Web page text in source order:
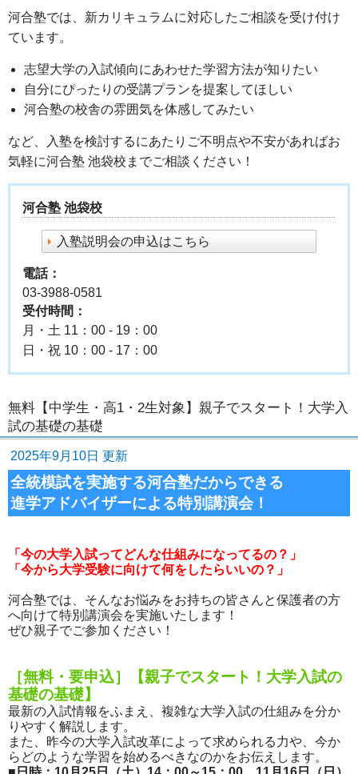
河合塾では、新カリキュラムに対応したご相談を受け付け
ています。
志望大学の入試傾向にあわせた学習方法が知りたい
自分にぴったりの受講プランを提案してほしい
河合塾の校舎の雰囲気を体感してみたい
など、入塾を検討するにあたりご不明点や不安があればお
気軽に河合塾 池袋校までご相談ください！
河合塾 池袋校
入塾説明会の申込はこちら
電話：
03-3988-0581
受付時間：
月・土 11：00 - 19：00
日・祝 10：00 - 17：00
無料【中学生・高1・2生対象】親子でスタート！大学入
試の基礎の基礎
2025年9月10日 更新
全統模試を実施する河合塾だからできる
進学アドバイザーによる特別講演会！
「今の大学入試ってどんな仕組みになってるの？」
「今から大学受験に向けて何をしたらいいの？」
河合塾では、そんなお悩みをお持ちの皆さんと保護者の方
へ向けて特別講演会を実施いたします！
ぜひ親子でご参加ください！
［無料・要申込］【親子でスタート！大学入試の
基礎の基礎】
最新の入試情報をふまえ、複雑な大学入試の仕組みを分か
りやすく解説します。
また、昨今の大学入試改革によって求められる力や、今か
らどのような学習を始めるべきなのかをお伝えします。